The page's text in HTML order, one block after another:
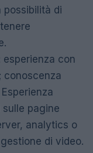
possibilità di
con
conoscenza
sulle pagine
analytics o
di video.